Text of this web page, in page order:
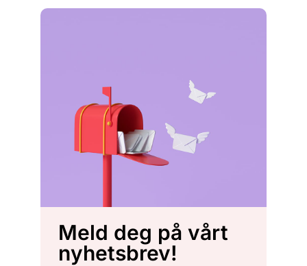
Meld deg på vårt
nyhetsbrev!